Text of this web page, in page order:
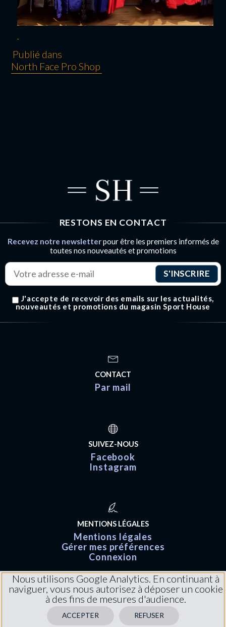
Publié dans
North Face Pro Shop
RESTONS EN CONTACT
Recevez notre newsletterpour être les premiers informés de
toutes nos nouveautés et promotions
J'accepte de recevoir des emails sur les actualités,
nouveautés et promotions du magasin Sport House
CONTACT
Par mail
SUIVEZ-NOUS
Facebook
Instagram
MENTIONS LÉGALES
Mentions légales
Gérer mes préférences
Connexion
Nous utilisons Google Analytics. En continuant à
naviguer, vous nous autorisez à déposer un cookie
à des fins de mesures d'audience.
ACCEPTER REFUSER